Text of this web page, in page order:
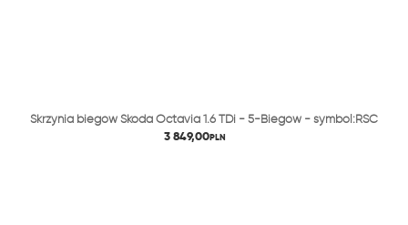
Skrzynia biegów Skoda Octavia 1.6 TDi - 5-Biegów - symbol:RSC
3 849,00PLN